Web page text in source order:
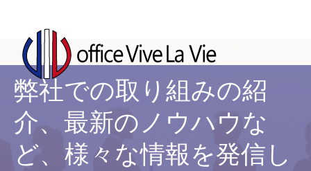
弊社での取り組みの紹
介、最新のノウハウな
ど、様々な情報を発信し